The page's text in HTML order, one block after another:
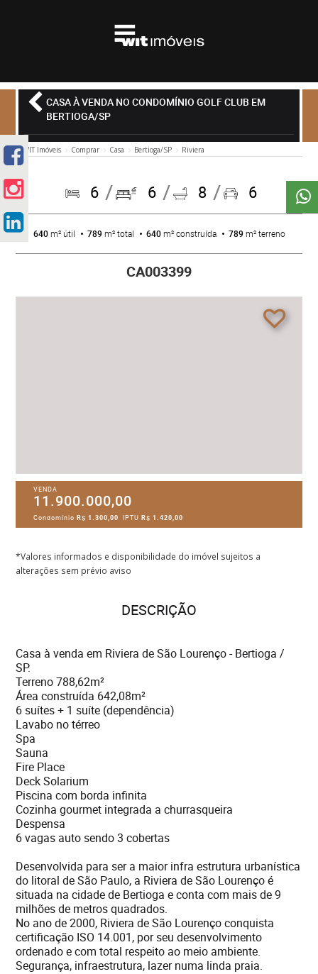
CASA À VENDA NO CONDOMÍNIO GOLF CLUB EM
BERTIOGA/SP
WIT Imóveis Comprar Casa Bertioga/SP Riviera
6 6 8 6
640m² útil 789 m² total 640m² construída 789 m² terreno
CA003399
VENDA
11.900.000,00
CondomínioR$ 1.300,00 IPTUR$ 1.420,00
*Valores informados e disponibilidade do imóvel sujeitos a
alterações sem prévio aviso
DESCRIÇÃO
Casa à venda em Riviera de São Lourenço - Bertioga /
SP.
Terreno 788,62m²
Área construída 642,08m²
6 suítes + 1 suíte (dependência)
Lavabo no térreo
Spa
Sauna
Fire Place
Deck Solarium
Piscina com borda infinita
Cozinha gourmet integrada a churrasqueira
Despensa
6 vagas auto sendo 3 cobertas
Desenvolvida para ser a maior infra estrutura urbanística
do litoral de São Paulo, a Riviera de São Lourenço é
situada na cidade de Bertioga e conta com mais de 9
milhões de metros quadrados.
No ano de 2000, Riviera de São Lourenço conquista
certificação ISO 14.001, por seu desenvolvimento
ordenado e com total respeito ao meio ambiente.
Segurança, infraestrutura, lazer numa linda praia.